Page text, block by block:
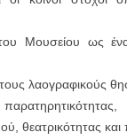
Μουσείου ως
λαογραφικούς
θεατρικότητας